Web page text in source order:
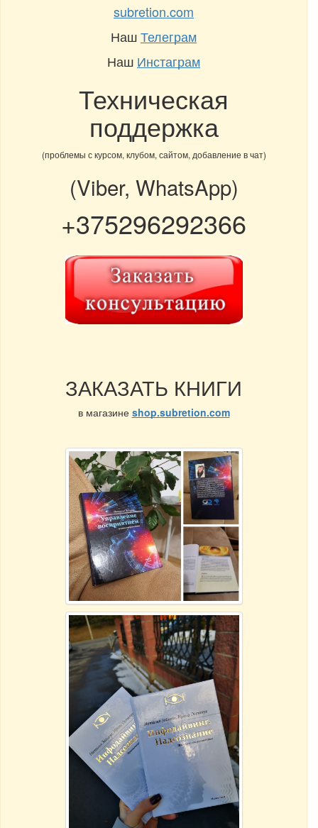
subretion.com
НашТелеграм
Наш Инстаграм
Техническая
поддержка
(проблемы с курсом, клубом, сайтом, добавление в чат)
(Viber, WhatsApp)
+375296292366
ЗАКАЗАТЬ КНИГИ
в магазине shop.subretion.com